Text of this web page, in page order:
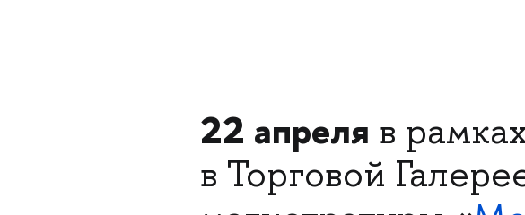
22 апреля в
в Торговой